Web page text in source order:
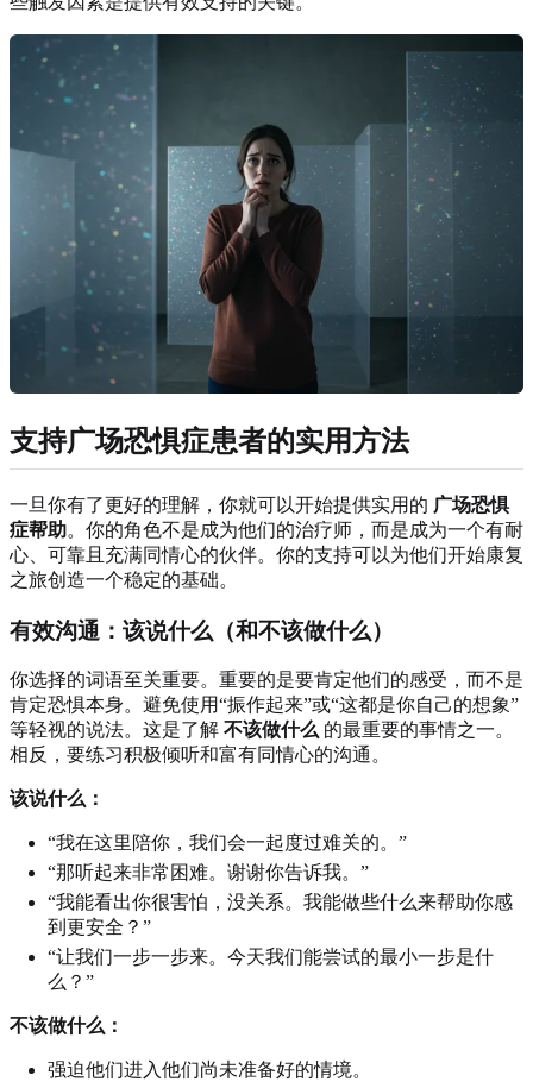
支持广场恐惧症患者的实用方法
一旦你有了更好的理解，你就可以开始提供实用的 广场恐惧
症帮助。你的角色不是成为他们的治疗师，而是成为一个有耐
心、可靠且充满同情心的伙伴。你的支持可以为他们开始康复
之旅创造一个稳定的基础。
有效沟通：该说什么（和不该做什么）
你选择的词语至关重要。重要的是要肯定他们的感受，而不是
肯定恐惧本身。避免使用“振作起来”或“这都是你自己的想象”
等轻视的说法。这是了解 不该做什么 的最重要的事情之一。
相反，要练习积极倾听和富有同情心的沟通。
该说什么：
“我在这里陪你，我们会一起度过难关的。”
“那听起来非常困难。谢谢你告诉我。”
“我能看出你很害怕，没关系。我能做些什么来帮助你感
到更安全？”
“让我们一步一步来。今天我们能尝试的最小一步是什
么？”
不该做什么：
强迫他们进入他们尚未准备好的情境。